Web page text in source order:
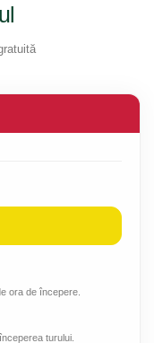
ora de începere.
turului.